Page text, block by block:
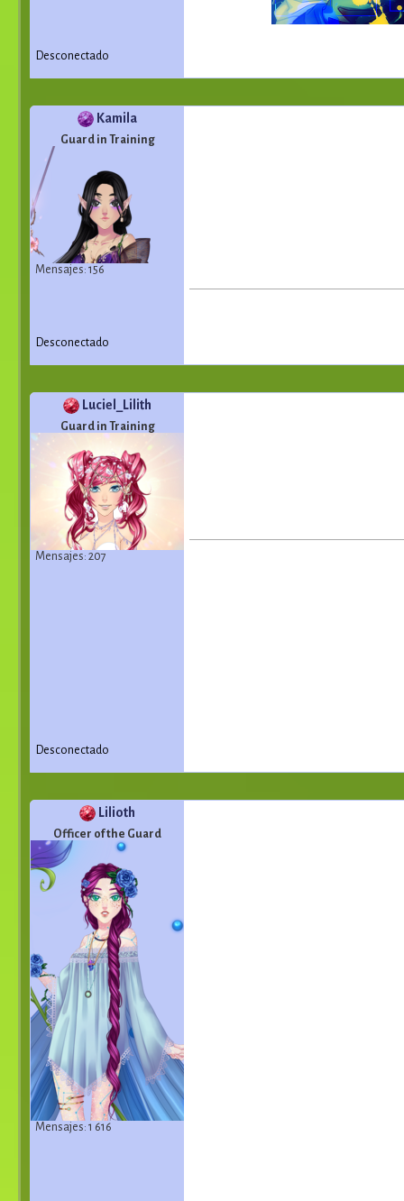
Desconectado
Kamila
Guard in Training
Mensajes: 156
Desconectado
Luciel_Lilith
Guard in Training
Mensajes: 207
Desconectado
Lilioth
Officer of the Guard
Mensajes: 1 616